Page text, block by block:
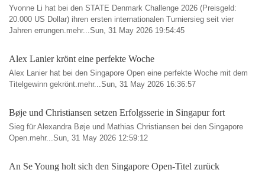
Yvonne Li hat bei den STATE Denmark Challenge 2026 (Preisgeld:
20.000 US Dollar) ihren ersten internationalen Turniersieg seit vier
Jahren errungen.mehr...Sun, 31 May 2026 19:54:45
Alex Lanier krönt eine perfekte Woche
Alex Lanier hat bei den Singapore Open eine perfekte Woche mit dem
Titelgewinn gekrönt.mehr...Sun, 31 May 2026 16:36:57
Bøje und Christiansen setzen Erfolgsserie in Singapur fort
Sieg für Alexandra Bøje und Mathias Christiansen bei den Singapore
Open.mehr...Sun, 31 May 2026 12:59:12
An Se Young holt sich den Singapore Open-Titel zurück